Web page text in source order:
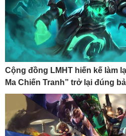
Cộng đồng LMHT hiến kế làm
Ma Chiến Tranh” trở lại đúng